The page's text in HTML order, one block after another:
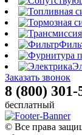
Заказать звонок
8 (800) 301-
бесплатный
© Все права